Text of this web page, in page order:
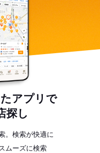
アプリで
探し
。検索が快適に
ムーズに検索